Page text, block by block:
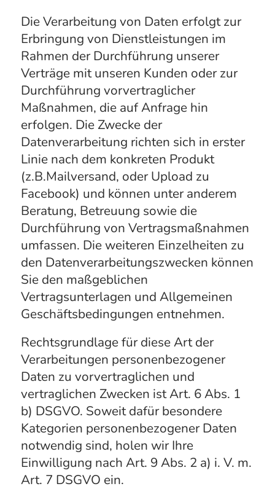
Die Verarbeitung von Daten erfolgt zur
Erbringung von Dienstleistungen im
Rahmen der Durchführung unserer
Verträge mit unseren Kunden oder zur
Durchführung vorvertraglicher
Maßnahmen, die auf Anfrage hin
erfolgen. Die Zwecke der
Datenverarbeitung richten sich in erster
Linie nach dem konkreten Produkt
(z.B.Mailversand, oder Upload zu
Facebook) und können unter anderem
Beratung, Betreuung sowie die
Durchführung von Vertragsmaßnahmen
umfassen. Die weiteren Einzelheiten zu
den Datenverarbeitungszwecken können
Sie den maßgeblichen
Vertragsunterlagen und Allgemeinen
Geschäftsbedingungen entnehmen.
Rechtsgrundlage für diese Art der
Verarbeitungen personenbezogener
Daten zu vorvertraglichen und
vertraglichen Zwecken ist Art. 6 Abs. 1
b) DSGVO. Soweit dafür besondere
Kategorien personenbezogener Daten
notwendig sind, holen wir Ihre
Einwilligung nach Art. 9 Abs. 2 a) i. V. m.
Art. 7 DSGVO ein.